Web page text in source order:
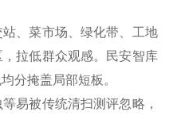
、菜市场、绿化带、工地
拉低群众观感。民安智库
分掩盖局部短板。
易被传统清扫测评忽略，